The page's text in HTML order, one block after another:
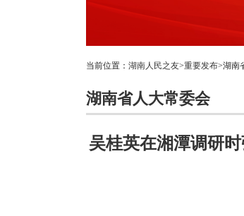
当前位置： 湖南人民之友>重要发布>湖南
湖南省人大常委会
吴桂英在湘潭调研